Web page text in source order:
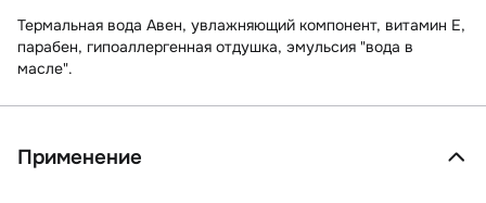
Термальная вода Авен, увлажняющий компонент, витамин Е,
парабен, гипоаллергенная отдушка, эмульсия "вода в
масле".
Применение